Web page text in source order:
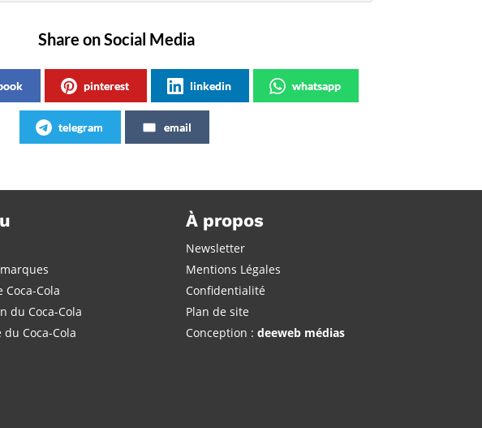
Share on Social Media
pinterest linkedin whatsapp
telegram email
Coca-Cola
du Coca-Cola
du Coca-Cola
À propos
Newsletter
Mentions Légales
Confidentialité
Plan de site
Conception : deeweb médias